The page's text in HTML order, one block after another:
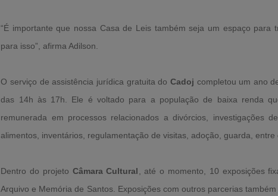
“É importante que nossa Casa de Leis também seja um espaço
para isso”, afirma Adilson.
O serviço de assistência jurídica gratuita do Cadoj completou um ano
das 14h às 17h. Ele é voltado para a população de baixa renda
remunerada em processos relacionados a divórcios, investigações
alimentos, inventários, regulamentação de visitas, adoção, guarda, entre
Dentro do projeto Câmara Cultural , até o momento, 10 exposições
Arquivo e Memória de Santos. Exposições com outros parcerias